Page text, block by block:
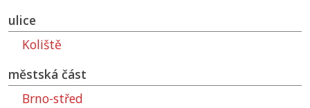
ulice
Koliště
městská část
Brno-střed